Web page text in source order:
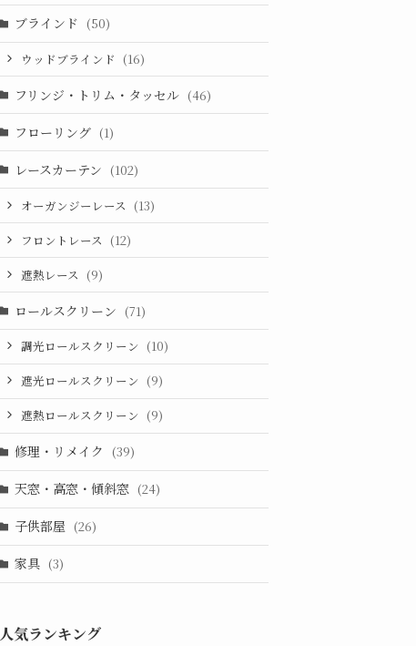
ブラインド (50)
ウッドブラインド (16)
フリンジ・トリム・タッセル (46)
フローリング (1)
レースカーテン (102)
オーガンジーレース (13)
フロントレース (12)
遮熱レース (9)
ロールスクリーン (71)
調光ロールスクリーン (10)
遮光ロールスクリーン (9)
遮熱ロールスクリーン (9)
修理・リメイク (39)
天窓・高窓・傾斜窓 (24)
子供部屋 (26)
家具 (3)
人気ランキング